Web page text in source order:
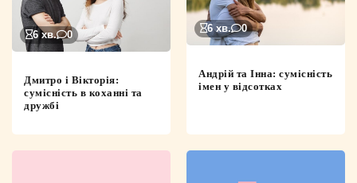
6 хв. 0
Дмитро і Вікторія:
сумісність в коханні та
дружбі
6 хв. 0
Андрій та Інна: сумісність
імен у відсотках